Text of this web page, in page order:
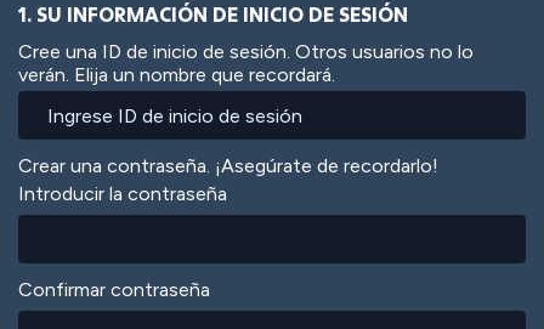
1. SU INFORMACIÓN DE INICIO DE SESIÓN
Cree una ID de inicio de sesión. Otros usuarios no lo
verán. Elija un nombre que recordará.
Crear una contraseña. ¡Asegúrate de recordarlo!
Introducir la contraseña
Confirmar contraseña